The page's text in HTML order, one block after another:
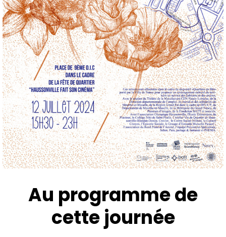
Au programme de
cette journée